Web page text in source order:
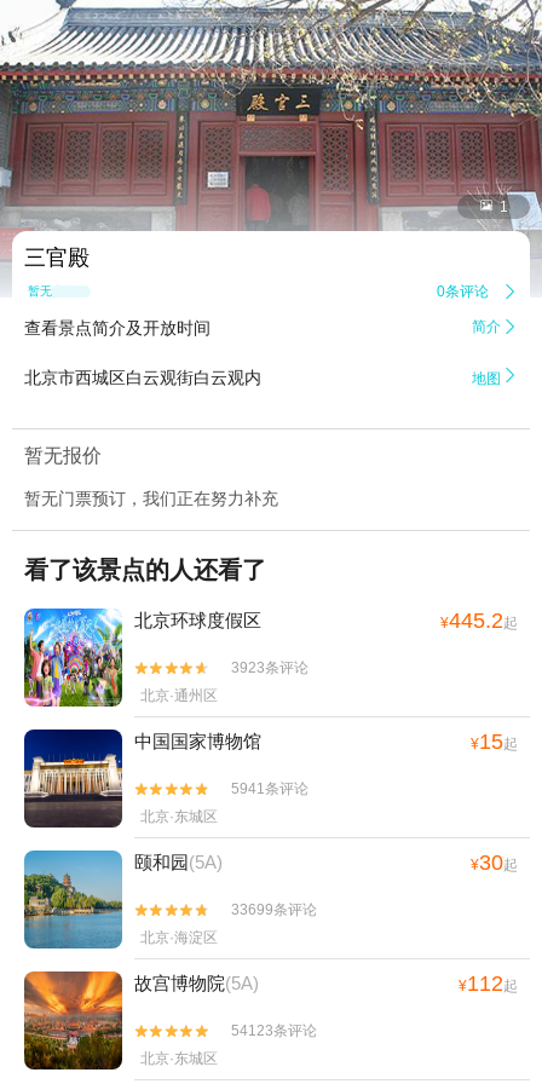
 1
三官殿
暂无点评 0条评论 
查看景点简介及开放时间 简介 
北京市西城区白云观街白云观内 地图 
暂无报价
暂无门票预订，我们正在努力补充
看了该景点的人还看了
北京环球度假区 ¥445.2起


3923条评论
北京·通州区
中国国家博物馆 ¥15起


5941条评论
北京·东城区
颐和园(5A) ¥30起


33699条评论
北京·海淀区
故宫博物院(5A) ¥112起


54123条评论
北京·东城区
